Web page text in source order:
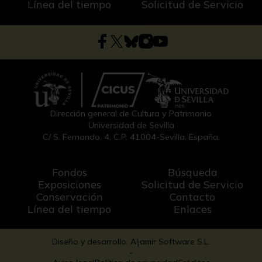
Línea del tiempo Solicitud de Servicio
Dirección general de Cultura y Patrimonio
Universidad de Sevilla
C/ S. Fernando, 4, C.P. 41004-Sevilla, España.
Fondos
Exposiciones
Conservación
Línea del tiempo
Búsqueda
Solicitud de Servicio
Contacto
Enlaces
Diseño y desarrollo: Aljamir Software S.L.
-